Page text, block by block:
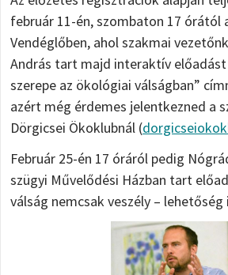
február 11-én, szombaton 17 órától
Vendéglőben, ahol szakmai
András tart majd interaktív
szerepe az ökológiai válságban”
azért még érdemes jelentkezned a
Dörgicsei Ökoklubnál (
Február 25-én 17 óráról pedig
szügyi Művelődési Házban tart
válság nemcsak veszély – lehetőség